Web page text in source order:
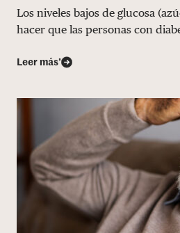
Los niveles bajos de glucosa
hacer que las personas con
Leer más’